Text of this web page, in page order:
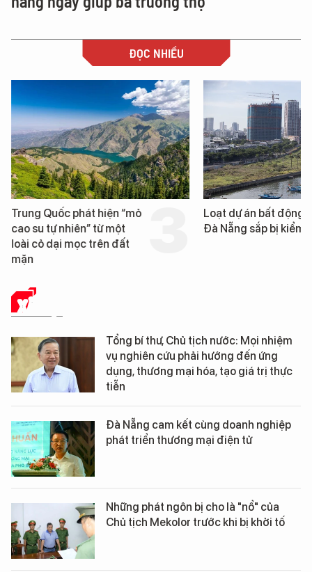
ĐỌC NHIỀU
Trung Quốc phát hiện “mỏ
cao su tự nhiên” từ một
loài cỏ dại mọc trên đất
mặn
Loạt dự án bất động
Đà Nẵng sắp bị kiểm
XÃ HỘI
Tổng bí thư, Chủ tịch nước: Mọi nhiệm
vụ nghiên cứu phải hướng đến ứng
dụng, thương mại hóa, tạo giá trị thực
tiễn
Đà Nẵng cam kết cùng doanh nghiệp
phát triển thương mại điện tử
Những phát ngôn bị cho là "nổ" của
Chủ tịch Mekolor trước khi bị khởi tố